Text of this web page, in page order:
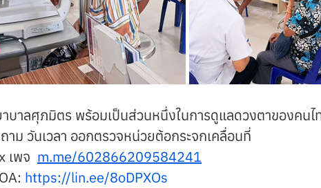
บาลศุภมิตร พร้อมเป็นส่วนหนึ่งในการดูแลดวงตาของคนไ
าม วันเวลา ออกตรวจหน่วยต้อกระจกเคลื่อนที่
เพจ
m.me/602866209584241
OA:
https://lin.ee/8oDPXOs